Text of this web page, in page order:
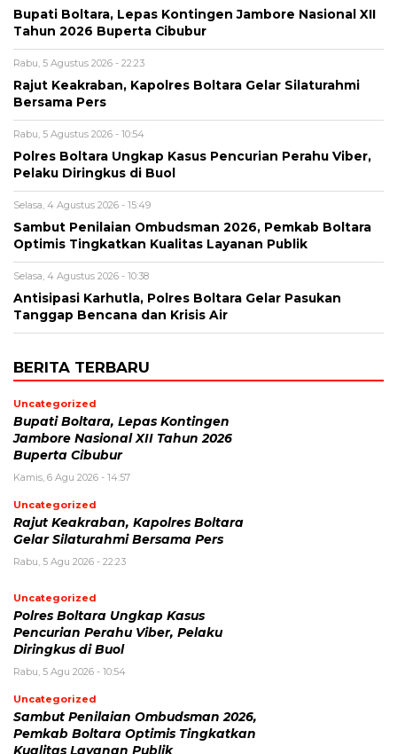
Bupati Boltara, Lepas Kontingen Jambore Nasional XII
Tahun 2026 Buperta Cibubur
Rabu, 5 Agustus 2026 - 22:23
Rajut Keakraban, Kapolres Boltara Gelar Silaturahmi
Bersama Pers
Rabu, 5 Agustus 2026 - 10:54
Polres Boltara Ungkap Kasus Pencurian Perahu Viber,
Pelaku Diringkus di Buol
Selasa, 4 Agustus 2026 - 15:49
Sambut Penilaian Ombudsman 2026, Pemkab Boltara
Optimis Tingkatkan Kualitas Layanan Publik
Selasa, 4 Agustus 2026 - 10:38
Antisipasi Karhutla, Polres Boltara Gelar Pasukan
Tanggap Bencana dan Krisis Air
BERITA TERBARU
Uncategorized
Bupati Boltara, Lepas Kontingen
Jambore Nasional XII Tahun 2026
Buperta Cibubur
Kamis, 6 Agu 2026 - 14:57
Uncategorized
Rajut Keakraban, Kapolres Boltara
Gelar Silaturahmi Bersama Pers
Rabu, 5 Agu 2026 - 22:23
Uncategorized
Polres Boltara Ungkap Kasus
Pencurian Perahu Viber, Pelaku
Diringkus di Buol
Rabu, 5 Agu 2026 - 10:54
Uncategorized
Sambut Penilaian Ombudsman 2026,
Pemkab Boltara Optimis Tingkatkan
Kualitas Layanan Publik